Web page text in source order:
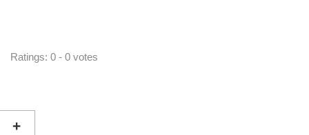
Ratings:0 -0 votes
+